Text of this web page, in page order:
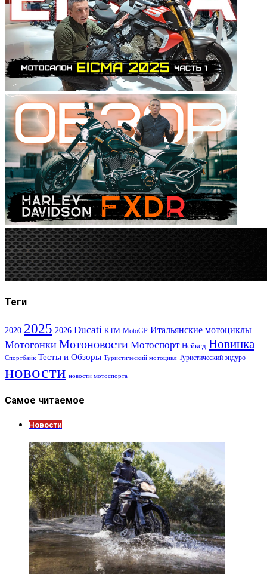
Теги
2020 2025 2026 Ducati KTM MotoGP Итальянские мотоциклы
Мотогонки Мотоновости Мотоспорт Нейкед Новинка
Спортбайк Тесты и Обзоры Туристический мотоцикл Туристический эндуро
новости новости мотоспорта
Самое читаемое
Новости